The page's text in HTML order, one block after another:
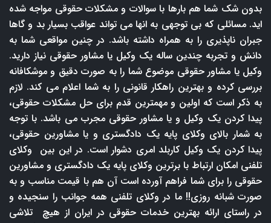
بدون شک شما هم بارها با سوالات و مشکلات حقوقی مواجه شده
اید. مسائلی که بی توجهی به انها می تواند عواقب بسیار بد و گاها
جبران ناپذیری را به همراه داشته باشد. در چنین مواقعی شما به
دانش و تجربه چندین ساله یک وکیل یا مشاور حقوقی نیاز دارید.
وکیل یا مشاور حقوقی موضوع شما را به صورت دقیق و موشکافانه
بررسی کرده و بهترین راهکار قانونی را به شما اعلام می کند. لازم
به ذکر است که اولین و مهمترین قدم برای حل مشکلات حقوقی،
پیدا کردن یک وکیل و یا مشاور حقوقی مجرب می باشد. با توجه
به شمار بالای وکلای پایه یک دادگستری و یا مشاورین حقوقی،
پیدا کردن یک وکیل کاربلد امری دشوار است. در این بین وکلای
تلفنی امکان ارتباط با برترین وکلای پایه یک دادگستری و مشاورین
حقوقی را برای شما فراهم آورده است آن هم با قیمت مناسب و به
صورت شبانه روزی!! ما در وکلای تلفنی همه جوانب را سنجیده و
در راستای ارائه بهترین خدمات حقوقی در ایران از هیچ تلاشی